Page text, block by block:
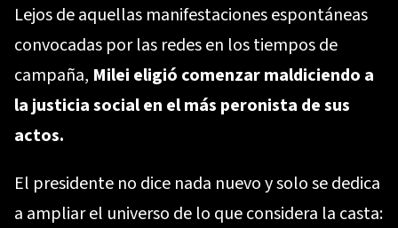
Lejos de aquellas manifestaciones espontáneas
convocadas por las redes en los tiempos de
campaña, Milei eligió comenzar maldiciendo a
la justicia social en el más peronista de sus
actos.
El presidente no dice nada nuevo y solo se dedica
a ampliar el universo de lo que considera la casta: